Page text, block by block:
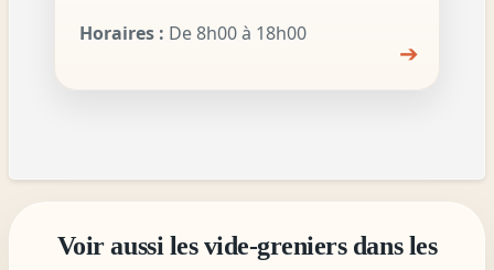
Horaires : De 8h00 à 18h00
➔
Voir aussi les vide-greniers dans les